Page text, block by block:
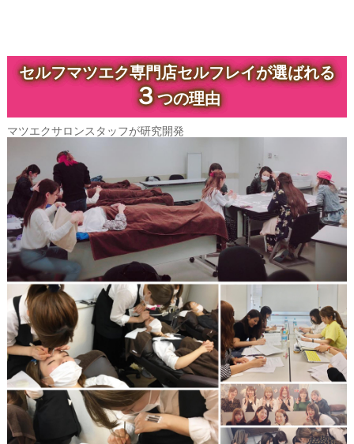
セルフマツエク専門店セルフレイが選ばれる
３つの理由
マツエクサロンスタッフが研究開発